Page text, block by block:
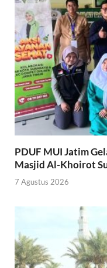
PDUF MUI Jatim
Masjid Al-Khoirot
7 Agustus 2026